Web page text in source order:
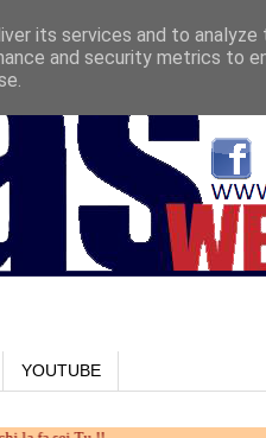
YOUTUBE
its services and to analyze
and security metrics to